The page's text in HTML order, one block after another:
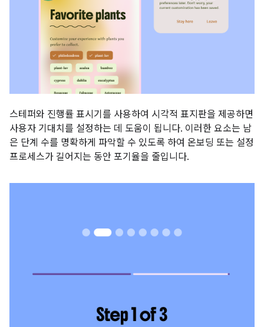
스테퍼와 진행률 표시기를 사용하여 시각적 표지판을 제공하면
사용자 기대치를 설정하는 데 도움이 됩니다. 이러한 요소는 남
은 단계 수를 명확하게 파악할 수 있도록 하여 온보딩 또는 설정
프로세스가 길어지는 동안 포기율을 줄입니다.